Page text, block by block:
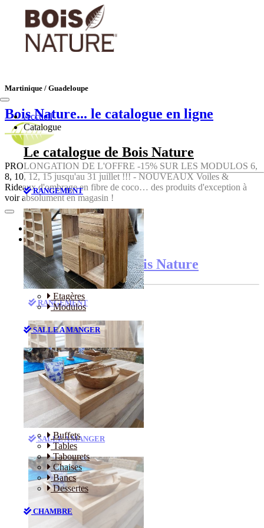
Martinique / Guadeloupe
Bois Nature... le catalogue en ligne
PROLONGATION DE L'OFFRE -15% SUR LES MODULOS 6,
8, 10, 12, 15 jusqu'au 31 juillet !!! - NOUVEAUX Voiles &
Rideaux d'ombrage en fibre de coco… des produits d'exception à
voir absolument en magasin !
Accueil
Catalogue
Le catalogue de Bois Nature
RANGEMENT
Etagères
Modulos
SALLE A MANGER
Buffets
Tables
Tabourets
Chaises
Bancs
Dessertes
CHAMBRE
Accueil
Catalogue
Le catalogue de Bois Nature
RANGEMENT
Etagères
Modulos
SALLE A MANGER